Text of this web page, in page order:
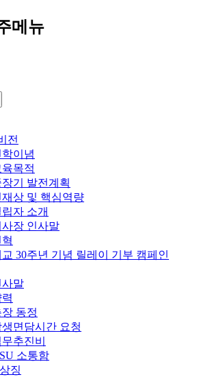
메뉴
전
학이념
육목적
장기 발전계획
재상 및 핵심역량
립자 소개
사장 인사말
30주년 기념 릴레이 기부 캠페인
사말
장 동정
생면담시간 요청
추진비
소통함
징